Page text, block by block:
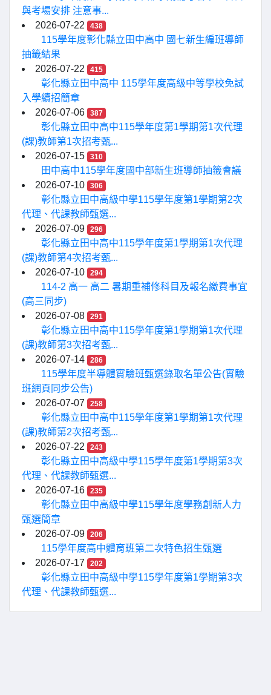
與考場安排 注意事...
2026-07-22
438
115學年度彰化縣立田中高中 國七新生編班導師
抽籤結果
2026-07-22
415
彰化縣立田中高中 115學年度高級中等學校免試
入學續招簡章
2026-07-06
387
彰化縣立田中高中115學年度第1學期第1次代理
(課)教師第1次招考甄...
2026-07-15
310
田中高中115學年度國中部新生班導師抽籤會議
2026-07-10
306
彰化縣立田中高級中學115學年度第1學期第2次
代理、代課教師甄選...
2026-07-09
296
彰化縣立田中高中115學年度第1學期第1次代理
(課)教師第4次招考甄...
2026-07-10
294
114-2 高一 高二 暑期重補修科目及報名繳費事宜
(高三同步)
2026-07-08
291
彰化縣立田中高中115學年度第1學期第1次代理
(課)教師第3次招考甄...
2026-07-14
286
115學年度半導體實驗班甄選錄取名單公告(實驗
班網頁同步公告)
2026-07-07
258
彰化縣立田中高中115學年度第1學期第1次代理
(課)教師第2次招考甄...
2026-07-22
243
彰化縣立田中高級中學115學年度第1學期第3次
代理、代課教師甄選...
2026-07-16
235
彰化縣立田中高級中學115學年度學務創新人力
甄選簡章
2026-07-09
206
115學年度高中體育班第二次特色招生甄選
2026-07-17
202
彰化縣立田中高級中學115學年度第1學期第3次
代理、代課教師甄選...